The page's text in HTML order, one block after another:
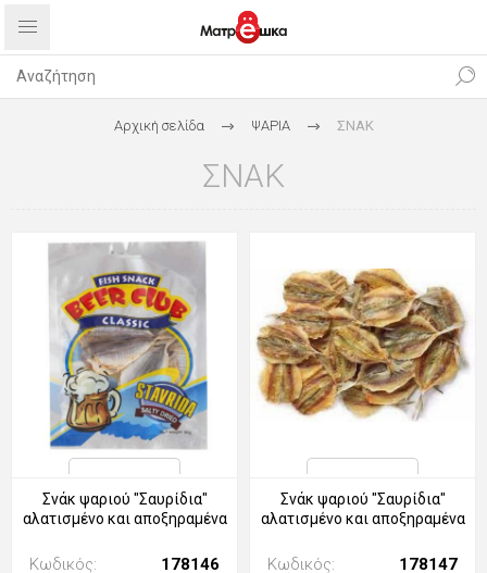
Αρχική σελίδα ΨΑΡΙΑ ΣΝΑΚ
ΣΝΑΚ
Σνάκ ψαριού "Σαυρίδια"
αλατισμένο και αποξηραμένα
Κωδικός: 178146
Σνάκ ψαριού "Σαυρίδια"
αλατισμένο και αποξηραμένα
Κωδικός: 178147